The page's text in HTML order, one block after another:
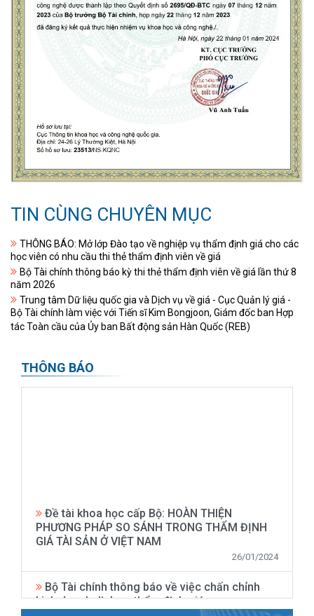
TIN CÙNG CHUYÊN MỤC
THÔNG BÁO: Mở lớp Đào tạo về nghiệp vụ thẩm định giá cho các
học viên có nhu cầu thi thẻ thẩm định viên về giá
Bộ Tài chính thông báo kỳ thi thẻ thẩm định viên về giá lần thứ 8
năm 2026
Trung tâm Dữ liệu quốc gia và Dịch vụ về giá - Cục Quản lý giá -
Bộ Tài chính làm việc với Tiến sĩ Kim Bongjoon, Giám đốc ban Hợp
tác Toàn cầu của Ủy ban Bất động sản Hàn Quốc (REB)
THÔNG BÁO
Đề tài khoa học cấp Bộ: HOÀN THIỆN
PHƯƠNG PHÁP SO SÁNH TRONG THẨM ĐỊNH
GIÁ TÀI SẢN Ở VIỆT NAM
Bộ Tài chính thông báo về việc chấn chỉnh
kinh doanh dịch vụ thẩm định giá
05/05/2022